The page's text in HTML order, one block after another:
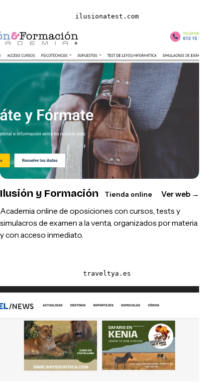
ilusionatest.com
Ilusión y Formación Tienda online Ver web →
Academia online de oposiciones con cursos, tests y
simulacros de examen a la venta, organizados por materia
y con acceso inmediato.
traveltya.es